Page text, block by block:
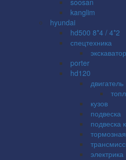
kanglim
hyundai
hd500 8*4 / 4*2
спецтехника
porter
hd120
двигатель
кузов
подвеска
подвеска
электрика